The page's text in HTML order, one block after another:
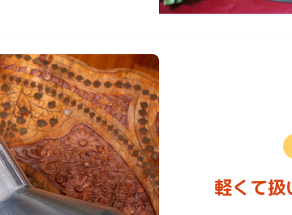
軽くて